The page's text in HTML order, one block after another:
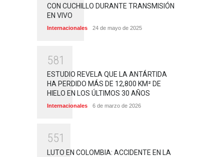
CON CUCHILLO DURANTE TRANSMISIÓN
EN VIVO
Internacionales 24 de mayo de 2025
581
ESTUDIO REVELA QUE LA ANTÁRTIDA
HA PERDIDO MÁS DE 12,800 KM² DE
HIELO EN LOS ÚLTIMOS 30 AÑOS
Internacionales 6 de marzo de 2026
551
LUTO EN COLOMBIA: ACCIDENTE EN LA